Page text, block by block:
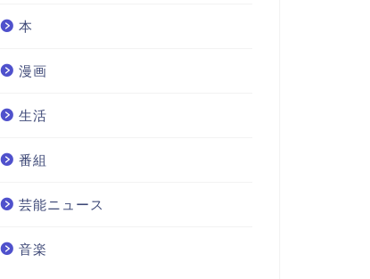
本
漫画
生活
番組
芸能ニュース
音楽